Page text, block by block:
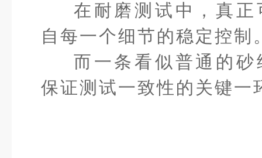
在耐磨测试中，真
自每一个细节的稳定控制
而一条看似普通的
保证测试一致性的关键一